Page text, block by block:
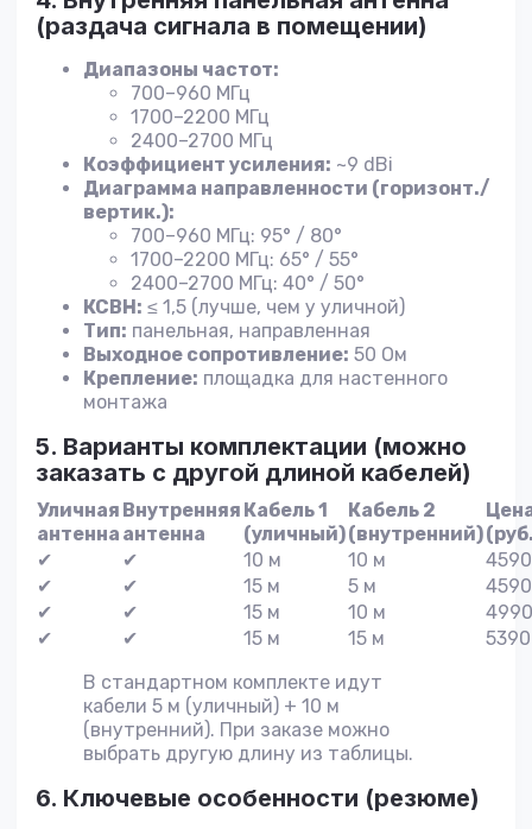
(раздача сигнала в помещении)
Диапазоны частот:
700–960 МГц
1700–2200 МГц
2400–2700 МГц
Коэффициент усиления: ~9 dBi
Диаграмма направленности (горизонт./
вертик.):
700–960 МГц: 95° / 80°
1700–2200 МГц: 65° / 55°
2400–2700 МГц: 40° / 50°
КСВН: ≤ 1,5 (лучше, чем у уличной)
Тип: панельная, направленная
Выходное сопротивление: 50 Ом
Крепление: площадка для настенного
монтажа
5. Варианты комплектации (можно
заказать с другой длиной кабелей)
Уличная
антенна
Внутренняя
антенна
Кабель 1
(уличный)
Кабель 2
(внутренний)
✔
✔ 10 м 10 м
4590
✔
✔ 15 м 5 м
4590
✔
✔ 15 м 10 м
4990
✔
✔ 15 м 15 м
5390
В стандартном комплекте идут
кабели 5 м (уличный) + 10 м
(внутренний). При заказе можно
выбрать другую длину из таблицы.
6. Ключевые особенности (резюме)